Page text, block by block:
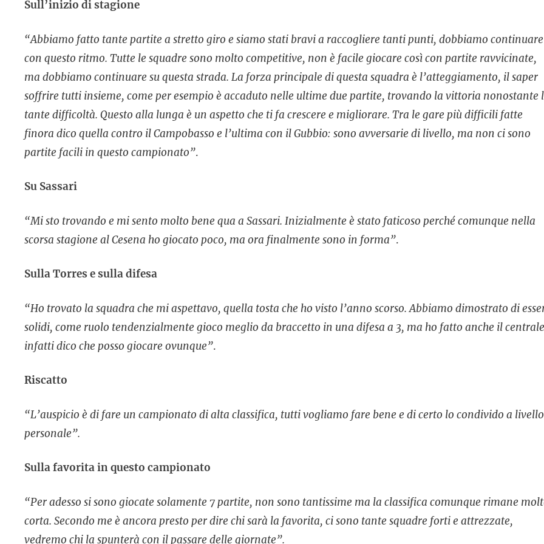
Sull’inizio di stagione
“Abbiamo fatto tante partite a stretto giro e siamo stati bravi a raccogliere tanti punti, dobbiamo continuare
con questo ritmo. Tutte le squadre sono molto competitive, non è facile giocare così con partite ravvicinate,
ma dobbiamo continuare su questa strada. La forza principale di questa squadra è l’atteggiamento, il saper
soffrire tutti insieme, come per esempio è accaduto nelle ultime due partite, trovando la vittoria nonostante
tante difficoltà. Questo alla lunga è un aspetto che ti fa crescere e migliorare. Tra le gare più difficili fatte
finora dico quella contro il Campobasso e l’ultima con il Gubbio: sono avversarie di livello, ma non ci sono
partite facili in questo campionato”.
Su Sassari
“Mi sto trovando e mi sento molto bene qua a Sassari. Inizialmente è stato faticoso perché comunque nella
scorsa stagione al Cesena ho giocato poco, ma ora finalmente sono in forma”.
Sulla Torres e sulla difesa
“Ho trovato la squadra che mi aspettavo, quella tosta che ho visto l’anno scorso. Abbiamo dimostrato di
solidi, come ruolo tendenzialmente gioco meglio da braccetto in una difesa a 3, ma ho fatto anche il
infatti dico che posso giocare ovunque”.
Riscatto
“L’auspicio è di fare un campionato di alta classifica, tutti vogliamo fare bene e di certo lo condivido a livello
personale”.
Sulla favorita in questo campionato
“Per adesso si sono giocate solamente 7 partite, non sono tantissime ma la classifica comunque rimane
corta. Secondo me è ancora presto per dire chi sarà la favorita, ci sono tante squadre forti e attrezzate,
vedremo chi la spunterà con il passare delle giornate”.